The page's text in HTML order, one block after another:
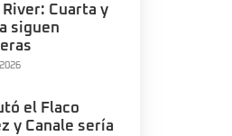
Cuarta y
siguen
el Flaco
y Canale sería